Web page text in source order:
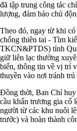
đã tập trung công tác
lượng, đảm bảo chủ
Theo đó, ngay từ khi
chống thiên tai - Tìm
TKCN&PTDS) tỉnh
giữ liên lạc thường
biển, thông tin về vị trí
thuyền vào nơi tránh
Đồng thời, Ban Chỉ
cầu khẩn trương gia cố
người từ các khu nuôi
trước) và hoàn thành